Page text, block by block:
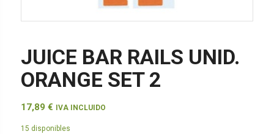
JUICE BAR RAILS UNID.
ORANGE SET 2
17,89 € IVA INCLUIDO
15 disponibles